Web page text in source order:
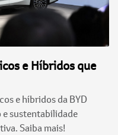
e Híbridos que
e híbridos da BYD
e sustentabilidade
Saiba mais!